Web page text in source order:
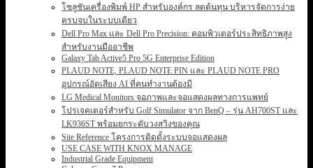
โซลูชันเครื่องพิมพ์ HP สำหรับองค์กร ลดต้นทุน บริหารจัดการง่าย
ครบจบในระบบเดียว
Dell Pro Max และ Dell Pro Precision: คอมพิวเตอร์ประสิทธิภาพสูง
สำหรับงานมืออาชีพ
Galaxy Tab Active5 Pro 5G Enterprise Edition
PLAUD NOTE, PLAUD NOTE PIN และ PLAUD NOTE PRO
อุปกรณ์อัดเสียง AI ที่คนทำงานต้องมี
LG Medical Monitors จอภาพและจอแสดงผลทางการแพทย์
โปรเจคเตอร์สำหรับ Golf Simulator จาก BenQ – รุ่น AH700ST และ
LK936ST พร้อมยกระดับวงสวิงของคุณ
Site Reference โครงการติดตั้งระบบจอแสดงผล
USE CASE WITH KNOX MANAGE
Industrial Grade Equipment